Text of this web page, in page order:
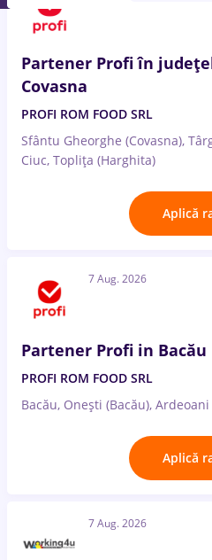
Partener Profi în
Covasna
PROFI ROM FOOD SRL
Sfântu Gheorghe (Covasna),
Ciuc, Toplița (Harghita)
Aplică
7 Aug. 2026
Partener Profi in Bacău
PROFI ROM FOOD SRL
Bacău, Onești (Bacău), Ardeoani
Aplică
7 Aug. 2026